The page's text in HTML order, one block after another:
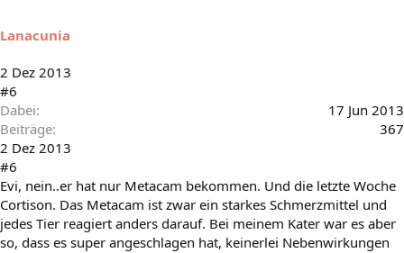
Lanacunia
2 Dez 2013
#6
Dabei
17 Jun 2013
Beiträge
367
2 Dez 2013
#6
Evi, nein..er hat nur Metacam bekommen. Und die letzte Woche
Cortison. Das Metacam ist zwar ein starkes Schmerzmittel und
jedes Tier reagiert anders darauf. Bei meinem Kater war es aber
so, dass es super angeschlagen hat, keinerlei Nebenwirkungen